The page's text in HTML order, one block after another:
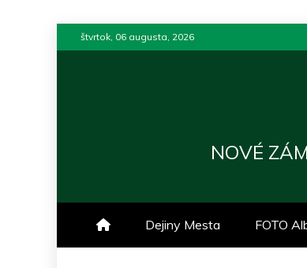
to
štvrtok, 06 augusta, 2026
NOVÉ
Dejiny Mesta FOTO